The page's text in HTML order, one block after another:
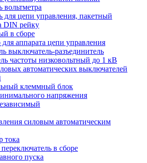
вольтметра
для цепи управления, пакетный
DIN рейку
в сборе
аппарата цепи управления
выключатель-разъединитель
частоты низковольтный до 1 кВ
автоматических выключателей
клеммный блок
напряжения
силовым автоматическим
тока
в сборе
пуска